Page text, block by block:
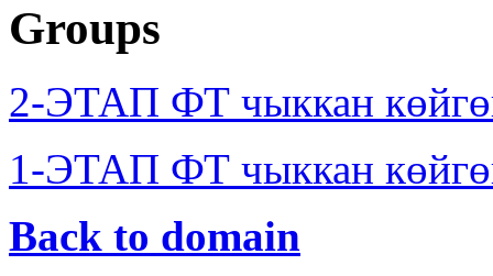
Groups
2-ЭТАП ФТ чыккан
1-ЭТАП ФТ чыккан
Back to domain